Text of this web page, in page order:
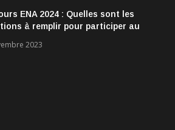
ENA 2024 : Quelles sont les
à remplir pour participer au
2023